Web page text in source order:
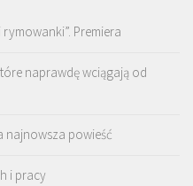
rymowanki”. Premiera
naprawdę wciągają od
najnowsza powieść
i pracy